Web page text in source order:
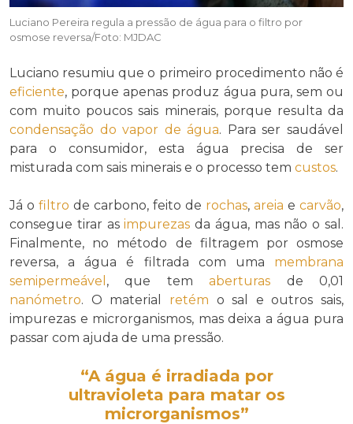
Luciano Pereira regula a pressão de água para o filtro por
osmose reversa/Foto: MJDAC
Luciano resumiu que o primeiro procedimento não é
eficiente, porque apenas produz água pura, sem ou
com muito poucos sais minerais, porque resulta da
condensação do vapor de água. Para ser saudável
para o consumidor, esta água precisa de ser
misturada com sais minerais e o processo tem custos.
Já o filtro de carbono, feito de rochas, areia e carvão,
consegue tirar asimpurezas da água, mas não o sal.
Finalmente, no método de filtragem por osmose
reversa, a água é filtrada com uma membrana
semipermeável , que temaberturas de 0,01
nanómetro. O material retém o sal e outros sais,
impurezas e microrganismos, mas deixa a água pura
passar com ajuda de uma pressão.
“A água é irradiada por
ultravioleta para matar os
microrganismos”